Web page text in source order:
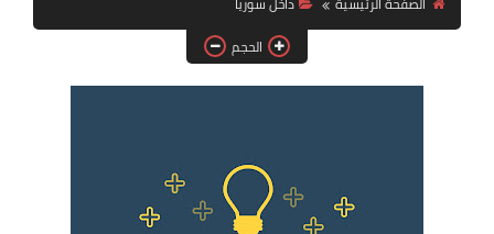
فرص عمل في العراق
فرص عمل في اليمن
دورات تدريبية
الحجم